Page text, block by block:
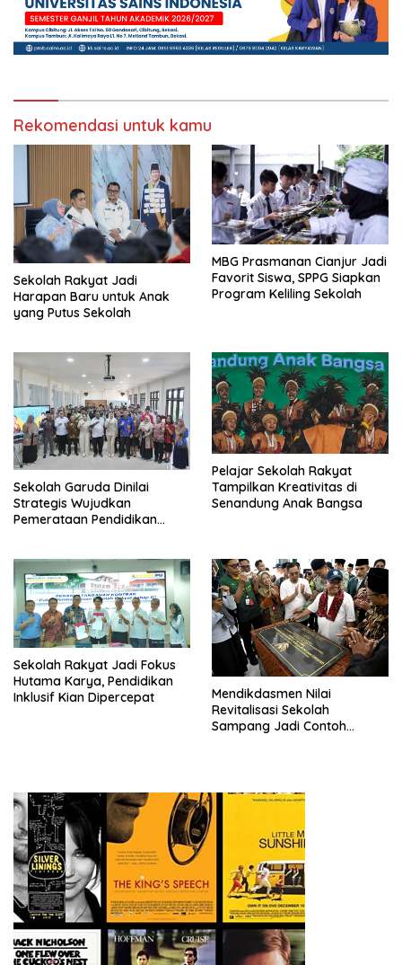
Rekomendasi untuk kamu
Sekolah Rakyat Jadi
Harapan Baru untuk Anak
yang Putus Sekolah
MBG Prasmanan Cianjur Jadi
Favorit Siswa, SPPG Siapkan
Program Keliling Sekolah
Sekolah Garuda Dinilai
Strategis Wujudkan
Pemerataan Pendidikan
Pelajar Sekolah Rakyat
Tampilkan Kreativitas di
Senandung Anak Bangsa
Sekolah Rakyat Jadi Fokus
Hutama Karya, Pendidikan
Inklusif Kian Dipercepat
Mendikdasmen Nilai
Revitalisasi Sekolah
Sampang Jadi Contoh